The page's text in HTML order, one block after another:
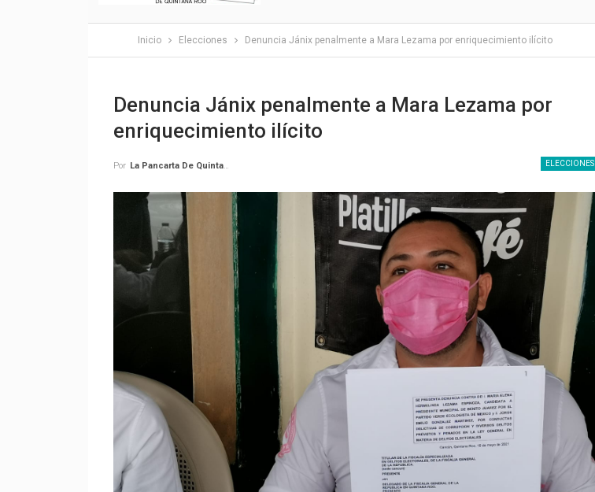
Inicio Elecciones Denuncia Jánix penalmente a Mara Lezama por enriquecimiento ilícito
Denuncia Jánix penalmente a Mara Lezama por
enriquecimiento ilícito
ELECCIONES
Por La Pancarta De Quintana Roo